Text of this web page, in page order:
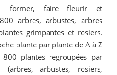
former, faire fleurir et
arbres, arbustes, arbres
grimpantes et rosiers.
plante par plante de A à Z
plantes regroupées par
(arbres, arbustes, rosiers,